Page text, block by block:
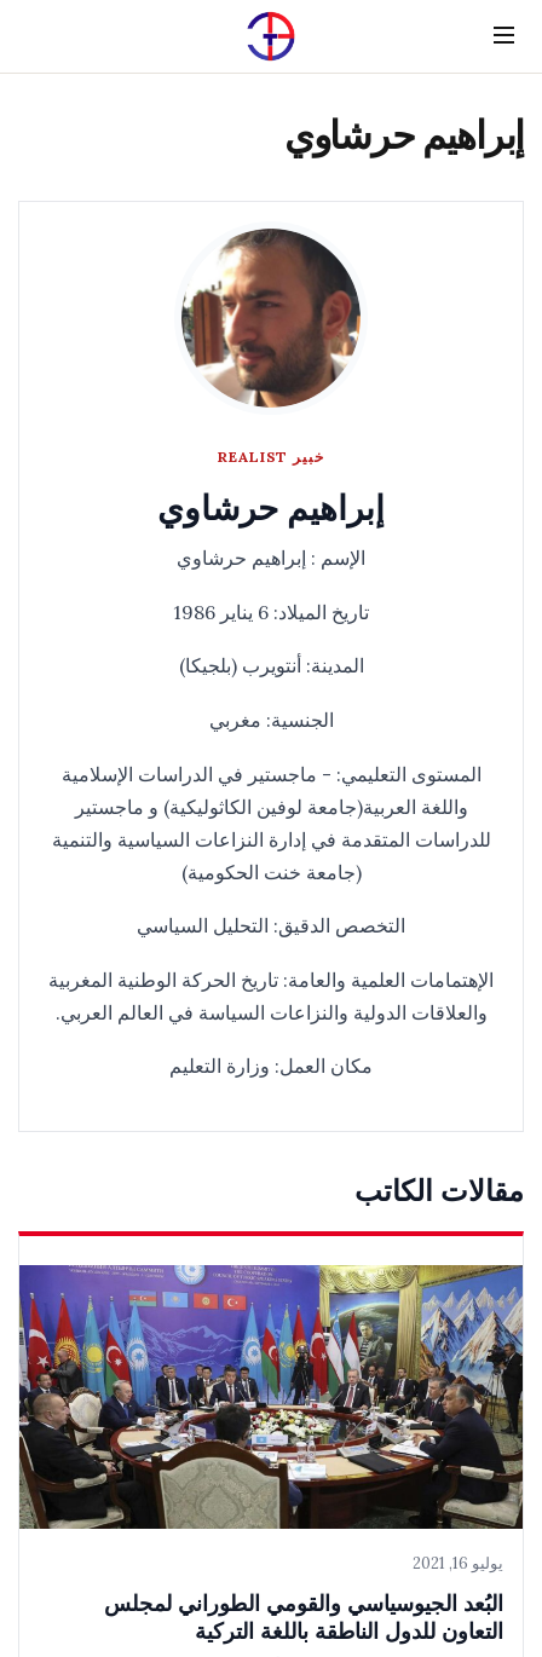
Menu
إبراهيم حرشاوي
خبير REALIST
إبراهيم حرشاوي
الإسم : إبراهيم حرشاوي
تاريخ الميلاد: 6 يناير 1986
المدينة: أنتويرب (بلجيكا)
الجنسية: مغربي
المستوى التعليمي: - ماجستير في الدراسات الإسلامية
واللغة العربية(جامعة لوفين الكاثوليكية) و ماجستير
للدراسات المتقدمة في إدارة النزاعات السياسية والتنمية
(جامعة خنت الحكومية)
التخصص الدقيق: التحليل السياسي
الإهتمامات العلمية والعامة: تاريخ الحركة الوطنية المغربية
والعلاقات الدولية والنزاعات السياسة في العالم العربي.
مكان العمل: وزارة التعليم
مقالات الكاتب
يوليو 16, 2021
البُعد الجيوسياسي والقومي الطوراني لمجلس
التعاون للدول الناطقة باللغة التركية